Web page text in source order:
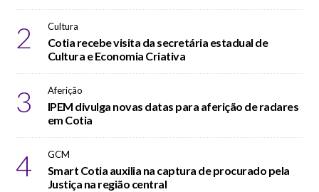
2 Cultura
Cotia recebe visita da secretária estadual de
Cultura e Economia Criativa
3 Aferição
IPEM divulga novas datas para aferição de radares
em Cotia
4 GCM
Smart Cotia auxilia na captura de procurado pela
Justiça na região central